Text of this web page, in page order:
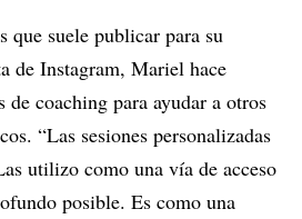
que suele publicar para su
de Instagram, Mariel hace
de coaching para ayudar a otros
“Las sesiones personalizadas
utilizo como una vía de acceso
posible. Es como una